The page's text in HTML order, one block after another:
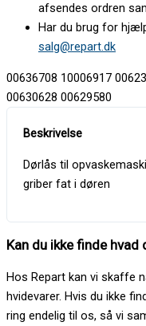
afsendes ordren
Har du brug for
salg@repart.dk
00636708 10006917
00630628 00629580
Dørlås til
griber fat i døren
Kan du ikke finde hvad
Hos Repart kan vi skaffe
hvidevarer. Hvis du ikke
ring endelig til os, så vi